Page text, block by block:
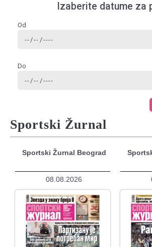
Izaberite datume za
Od
Do
Sportski Žurnal
Sportski Žurnal Beograd
08.08.2026